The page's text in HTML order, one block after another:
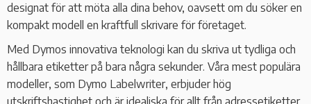
designat för att möta alla dina behov, oavsett om du söker en
kompakt modell en kraftfull skrivare för företaget.
Med Dymos innovativa teknologi kan du skriva ut tydliga och
hållbara etiketter på bara några sekunder. Våra mest populära
modeller, som Dymo Labelwriter, erbjuder hög
utskriftshastighet och är idealiska för allt från adressetiketter